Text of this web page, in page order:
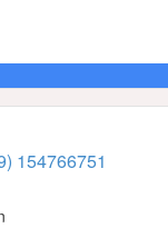
154766751